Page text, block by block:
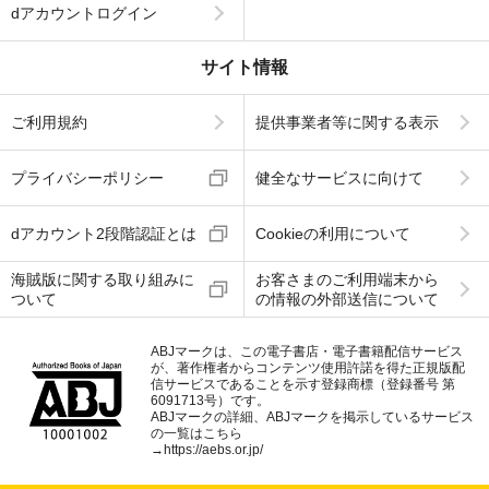
dアカウントログイン
サイト情報
ご利用規約 提供事業者等に関する表示
プライバシーポリシー 健全なサービスに向けて
dアカウント2段階認証とは Cookieの利用について
海賊版に関する取り組みに
ついて
お客さまのご利用端末から
の情報の外部送信について
ABJマークは、この電子書店・電子書籍配信サービス
が、著作権者からコンテンツ使用許諾を得た正規版配
信サービスであることを示す登録商標（登録番号 第
6091713号）です。
ABJマークの詳細、ABJマークを掲示しているサービス
の一覧はこちら
→ https://aebs.or.jp/